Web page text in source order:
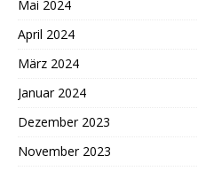
Mai 2024
April 2024
März 2024
Januar 2024
Dezember 2023
November 2023